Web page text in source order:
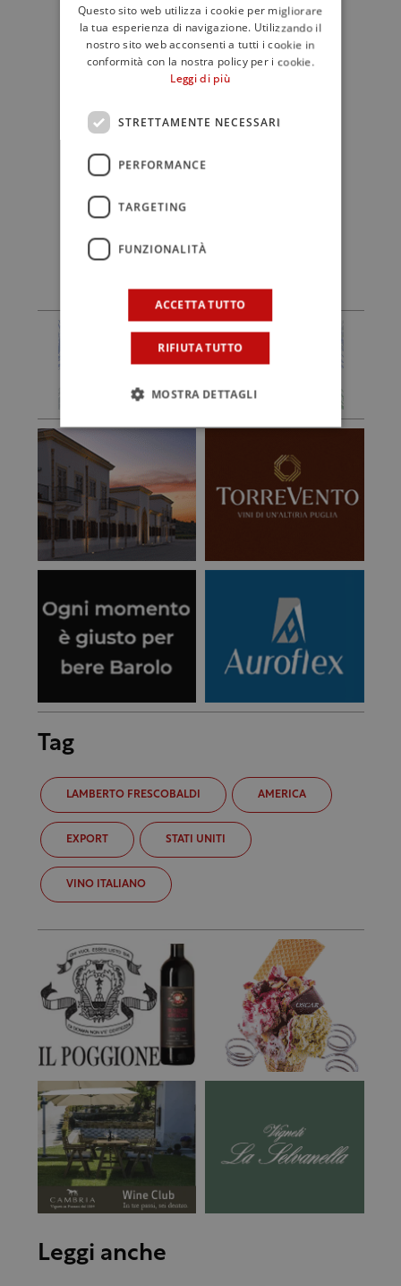
il segretario generale Uiv, Paolo
Castelletti – gli Usa saranno
quest’anno ancora più sotto la lente,
non solo per i paventati dazi ma anche
alimentari. Per questo nei prossimi
mesi saremo a New York alle Nazioni
Unite per portare un messaggio di
consumo consapevole e moderato che
identifica la stragrande maggioranza
dei consumatori di vino”.
Tag
LAMBERTO FRESCOBALDI AMERICA
EXPORT STATI UNITI
VINO ITALIANO
Leggi anche
Questo sito web utilizza i cookie per migliorare
la tua esperienza di navigazione. Utilizzando il
nostro sito web acconsenti a tutti i cookie in
conformità con la nostra policy per i cookie.
Leggi di più
STRETTAMENTE NECESSARI
PERFORMANCE
TARGETING
FUNZIONALITÀ
ACCETTA TUTTO
RIFIUTA TUTTO
MOSTRA DETTAGLI